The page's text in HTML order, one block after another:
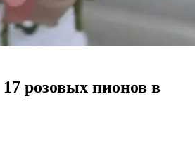
розовых пионов в